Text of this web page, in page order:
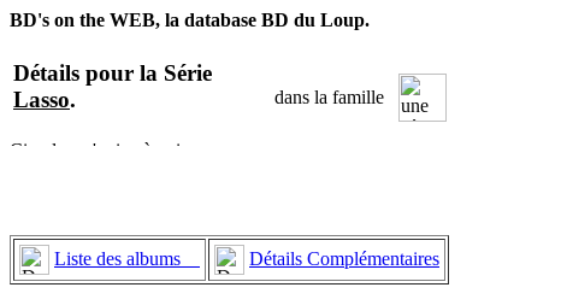
BD's on the WEB, la database BD du Loup.
Détails pour la Série
Lasso. dans la famille
Liste des albums Détails Complémentaires